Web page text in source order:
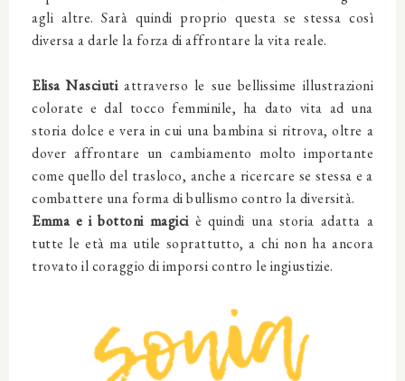
agli altre. Sarà quindi proprio questa se stessa così
diversa a darle la forza di affrontare la vita reale.
Elisa Nasciutiattraverso le sue bellissime illustrazioni
colorate e dal tocco femminile, ha dato vita ad una
storia dolce e vera in cui una bambina si ritrova, oltre a
dover affrontare un cambiamento molto importante
come quello del trasloco, anche a ricercare se stessa e a
combattere una forma di bullismo contro la diversità.
Emma e i bottoni magiciè quindi una storia adatta a
tutte le età ma utile soprattutto, a chi non ha ancora
trovato il coraggio di imporsi contro le ingiustizie.